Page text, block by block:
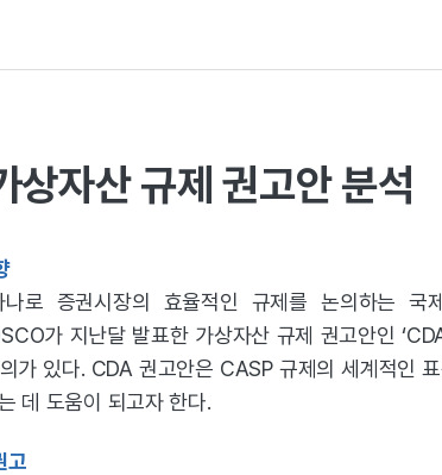
자산 규제 권고안 분석
로 증권시장의 효율적인 규제를 논의하는 국
가 지난달 발표한 가상자산 규제 권고안인
가 있다. CDA 권고안은 CASP 규제의 세계적인
데 도움이 되고자 한다.
고